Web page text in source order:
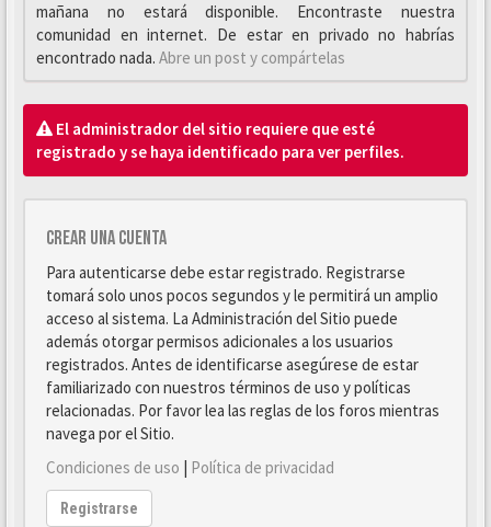
mañana no estará disponible. Encontraste nuestra
comunidad en internet. De estar en privado no habrías
encontrado nada. Abre un post y compártelas
El administrador del sitio requiere que esté
registrado y se haya identificado para ver perfiles.
Crear una cuenta
Para autenticarse debe estar registrado. Registrarse
tomará solo unos pocos segundos y le permitirá un amplio
acceso al sistema. La Administración del Sitio puede
además otorgar permisos adicionales a los usuarios
registrados. Antes de identificarse asegúrese de estar
familiarizado con nuestros términos de uso y políticas
relacionadas. Por favor lea las reglas de los foros mientras
navega por el Sitio.
Condiciones de uso | Política de privacidad
Registrarse